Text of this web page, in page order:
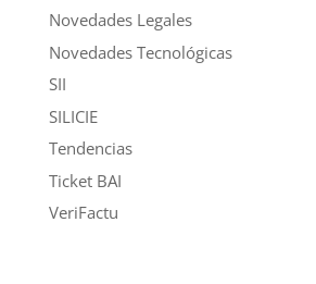
Novedades Legales
Novedades Tecnológicas
SII
SILICIE
Tendencias
Ticket BAI
VeriFactu